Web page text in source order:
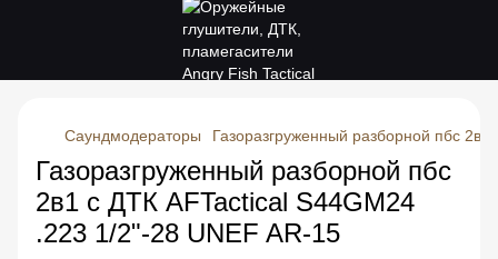
Саундмодераторы Газоразгруженный разборной пбс
Газоразгруженный разборной пбс
2в1 с ДТК AFTactical S44GM24
.223 1/2"-28 UNEF AR-15